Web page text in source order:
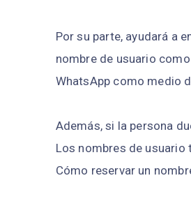
Por su parte, ayudará a
nombre de usuario
WhatsApp como medio
Además, si la persona
Los nombres de usuario
Cómo reservar un